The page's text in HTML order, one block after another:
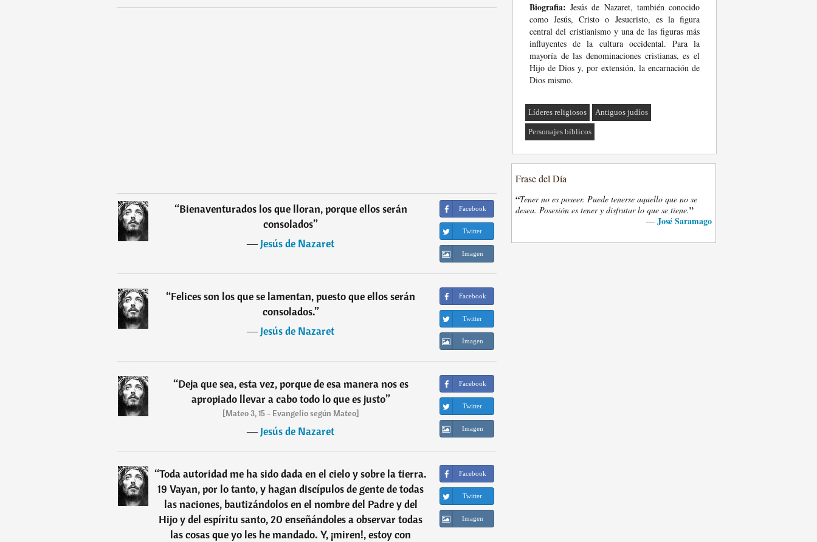
“Bienaventurados los que lloran, porque ellos serán
consolados”
―Jesús de Nazaret
Facebook
Twitter
Imagen
“Felices son los que se lamentan, puesto que ellos serán
consolados.”
―Jesús de Nazaret
Facebook
Twitter
Imagen
“Deja que sea, esta vez, porque de esa manera nos es
apropiado llevar a cabo todo lo que es justo”
[Mateo 3, 15 - Evangelio según Mateo]
―Jesús de Nazaret
Facebook
Twitter
Imagen
“Toda autoridad me ha sido dada en el cielo y sobre la tierra.
19 Vayan, por lo tanto, y hagan discípulos de gente de todas
las naciones, bautizándolos en el nombre del Padre y del
Hijo y del espíritu santo, 20 enseñándoles a observar todas
las cosas que yo les he mandado. Y, ¡miren!, estoy con
Facebook
Twitter
Imagen
Biografia: Jesús de Nazaret, también conocido
como Jesús, Cristo o Jesucristo, es la figura
central del cristianismo y una de las figuras más
influyentes de la cultura occidental. Para la
mayoría de las denominaciones cristianas, es el
Hijo de Dios y, por extensión, la encarnación de
Dios mismo.
Líderes religiosos Antiguos judíos
Personajes bíblicos
Frase del Día
“Tener no es poseer. Puede tenerse aquello que no se
desea. Posesión es tener y disfrutar lo que se tiene.”
— José Saramago